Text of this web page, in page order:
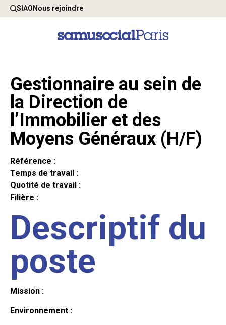
SIAONous rejoindre
Gestionnaire au sein de
la Direction de
l’Immobilier et des
Moyens Généraux (H/F)
Référence :
Temps de travail :
Quotité de travail :
Filière :
Descriptif du
poste
Mission :
Environnement :